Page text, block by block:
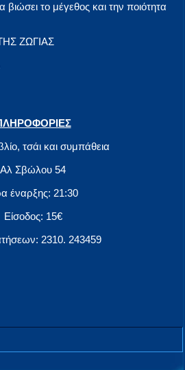
βιώσει το μέγεθος και την ποιότητα
ΖΩΓΙΑΣ
τσάι και συμπάθεια
Αλ Σβώλου 54
έναρξης: 21:30
Είσοδος: 15€
2310. 243459